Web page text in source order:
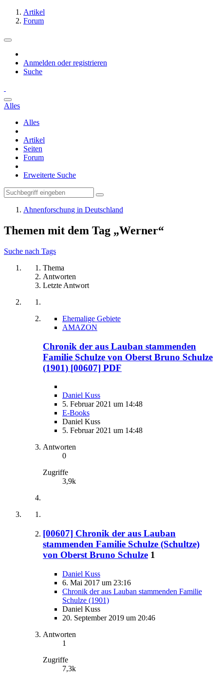
Artikel
Forum
Anmelden oder registrieren
Suche
Alles
Alles
Artikel
Seiten
Forum
Erweiterte Suche
Ahnenforschung in Deutschland
Themen mit dem Tag „Werner“
Suche nach Tags
Thema
Antworten
Letzte Antwort
Ehemalige Gebiete
AMAZON
Chronik der aus Lauban stammenden
Familie Schulze von Oberst Bruno Schulze
(1901) [00607] PDF
Daniel Kuss
5. Februar 2021 um 14:48
E-Books
Daniel Kuss
5. Februar 2021 um 14:48
Antworten
0
Zugriffe
3,9k
[00607] Chronik der aus Lauban
stammenden Familie Schulze (Schultze)
von Oberst Bruno Schulze 1
Daniel Kuss
6. Mai 2017 um 23:16
Chronik der aus Lauban stammenden Familie
Schulze (1901)
Daniel Kuss
20. September 2019 um 20:46
Antworten
1
Zugriffe
7,3k